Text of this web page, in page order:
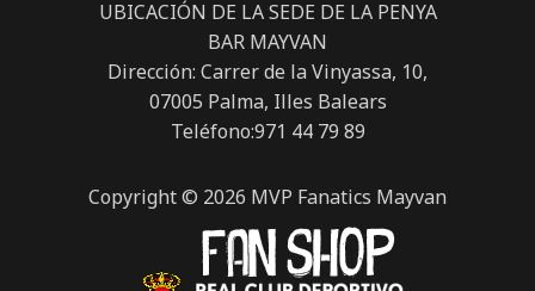
UBICACIÓN DE LA SEDE DE LA PENYA
BAR MAYVAN
Dirección: Carrer de la Vinyassa, 10,
07005 Palma, Illes Balears
Teléfono:971 44 79 89
Copyright © 2026 MVP Fanatics Mayvan